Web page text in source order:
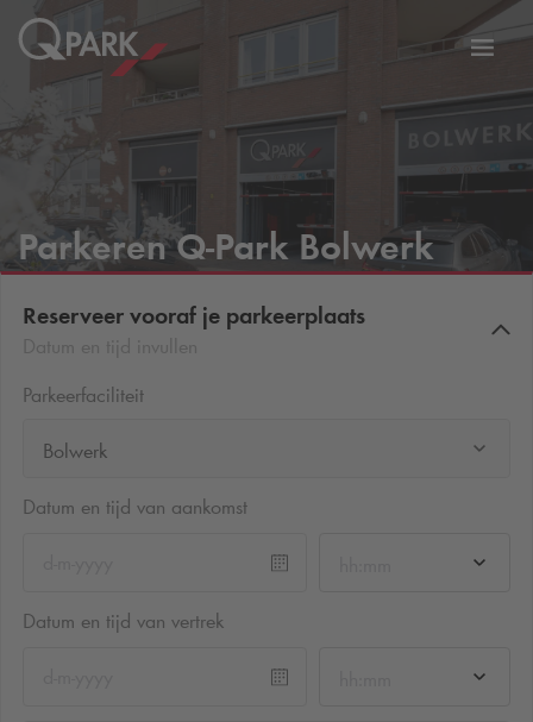
ParkerenQ-Park Bolwerk
Reserveer vooraf je parkeerplaats
Parkeerfaciliteit
Bolwerk
Datum en tijd van aankomst
Datum en tijd van vertrek